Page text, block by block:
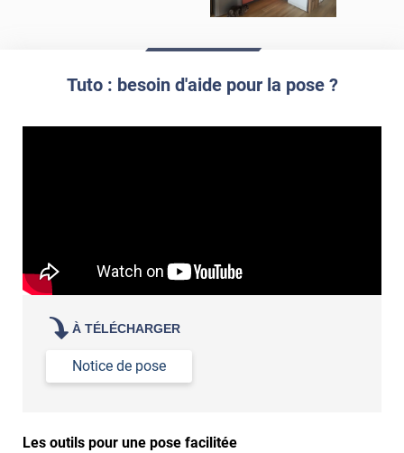
Tuto : besoin d'aide pour la pose ?
À TÉLÉCHARGER
Notice de pose
Les outils pour une pose facilitée